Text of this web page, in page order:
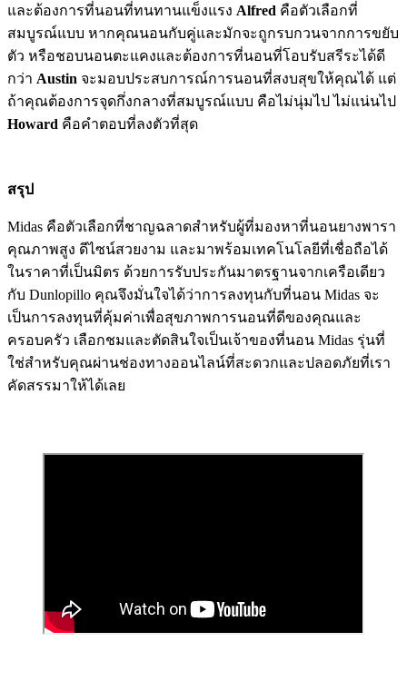
และต้องการที่นอนที่ทนทานแข็งแรง Alfred คือตัวเลือกที่
สมบูรณ์แบบ หากคุณนอนกับคู่และมักจะถูกรบกวนจากการขยับ
ตัว หรือชอบนอนตะแคงและต้องการที่นอนที่โอบรับสรีระได้ดี
กว่า Austin จะมอบประสบการณ์การนอนที่สงบสุขให้คุณได้ แต่
ถ้าคุณต้องการจุดกึ่งกลางที่สมบูรณ์แบบ คือไม่นุ่มไป ไม่แน่นไป
Howard คือคำตอบที่ลงตัวที่สุด
สรุป
Midas คือตัวเลือกที่ชาญฉลาดสำหรับผู้ที่มองหาที่นอนยางพารา
คุณภาพสูง ดีไซน์สวยงาม และมาพร้อมเทคโนโลยีที่เชื่อถือได้
ในราคาที่เป็นมิตร ด้วยการรับประกันมาตรฐานจากเครือเดียว
กับ Dunlopillo คุณจึงมั่นใจได้ว่าการลงทุนกับที่นอน Midas จะ
เป็นการลงทุนที่คุ้มค่าเพื่อสุขภาพการนอนที่ดีของคุณและ
ครอบครัว เลือกชมและตัดสินใจเป็นเจ้าของที่นอน Midas รุ่นที่
ใช่สำหรับคุณผ่านช่องทางออนไลน์ที่สะดวกและปลอดภัยที่เรา
คัดสรรมาให้ได้เลย